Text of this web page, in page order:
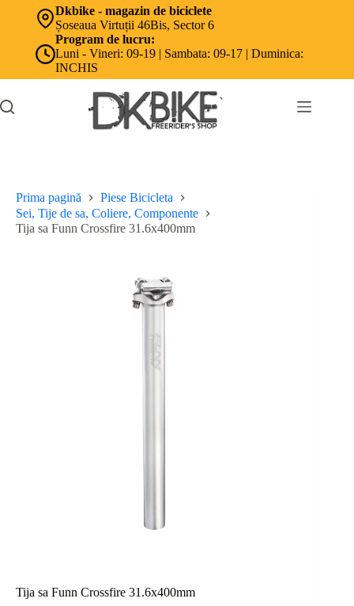
Dkbike - magazin de biciclete
Șoseaua Virtuții 46Bis, Sector 6
Program de lucru:
Luni - Vineri: 09-19 | Sambata: 09-17 | Duminica:
INCHIS
Prima pagină
Piese Bicicleta
Sei, Tije de sa, Coliere, Componente
Tija sa Funn Crossfire 31.6x400mm
Tija sa Funn Crossfire 31.6x400mm